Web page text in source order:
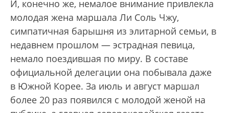
И, конечно же, немалое внимание привлекла
молодая жена маршала Ли Соль Чжу,
симпатичная барышня из элитарной семьи, в
недавнем прошлом — эстрадная певица,
немало поездившая по миру. В составе
официальной делегации она побывала даже
в Южной Корее. За июль и август маршал
более 20 раз появился с молодой женой на